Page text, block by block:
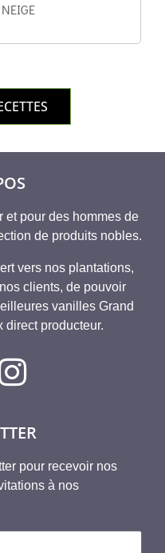
et pour des hommes de
de produits nobles.
vers nos plantations,
clients, de pouvoir
vanilles Grand
producteur.
pour recevoir nos
à nos